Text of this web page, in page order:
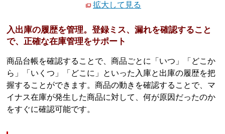
拡大して見る
入出庫の履歴を管理。登録ミス、漏れを確認すること
で、正確な在庫管理をサポート
商品台帳を確認することで、商品ごとに「いつ」「どこか
ら」「いくつ」「どこに」といった入庫と出庫の履歴を把
握することができます。商品の動きを確認することで、マ
イナス在庫が発生した商品に対して、何が原因だったのか
をすぐに確認可能です。